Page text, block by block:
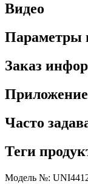
Видео
Параметры
Заказ
Приложение
Часто
Теги
Модель №: